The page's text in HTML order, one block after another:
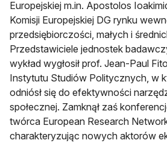
Europejskiej m.in. Apostolos
Komisji Europejskiej DG rynku
przedsiębiorczości, małych i
Przedstawiciele jednostek
wykład wygłosił prof. Jean-Paul
Instytutu Studiów Politycznych, w
odniósł się do efektywności
społecznej. Zamknął zaś
twórca European Research
charakteryzując nowych aktorów